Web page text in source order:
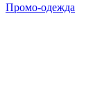
Промо-одежда